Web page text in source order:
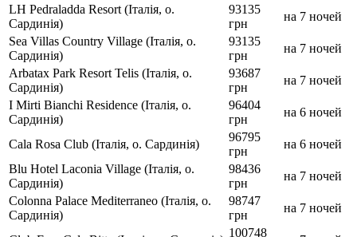
LH Pedraladda Resort (Італія, о.
Сардинія)
93135
грн
на 7 ночей
Sea Villas Country Village (Італія, о.
Сардинія)
93135
грн
на 7 ночей
Arbatax Park Resort Telis (Італія, о.
Сардинія)
93687
грн
на 7 ночей
I Mirti Bianchi Residence (Італія, о.
Сардинія)
96404
грн
на 6 ночей
Cala Rosa Club (Італія, о. Сардинія)
96795
грн
на 6 ночей
Blu Hotel Laconia Village (Італія, о.
Сардинія)
98436
грн
на 7 ночей
Colonna Palace Mediterraneo (Італія, о.
Сардинія)
98747
грн
на 7 ночей
100748